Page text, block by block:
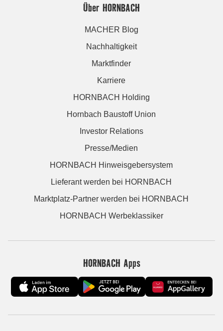
Über HORNBACH
MACHER Blog
Nachhaltigkeit
Marktfinder
Karriere
HORNBACH Holding
Hornbach Baustoff Union
Investor Relations
Presse/Medien
HORNBACH Hinweisgebersystem
Lieferant werden bei HORNBACH
Marktplatz-Partner werden bei HORNBACH
HORNBACH Werbeklassiker
HORNBACH Apps